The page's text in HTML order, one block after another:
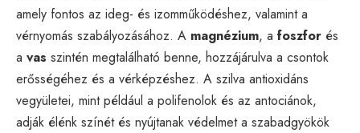
amely fontos az ideg- és izomműködéshez, valamint a
vérnyomás szabályozásához. A magnézium, a foszfor és
a vas szintén megtalálható benne, hozzájárulva a csontok
erősségéhez és a vérképzéshez. A szilva antioxidáns
vegyületei, mint például a polifenolok és az antociánok,
adják élénk színét és nyújtanak védelmet a szabadgyökök